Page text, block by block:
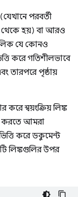
পরবর্তী
থেকে হয়) বা আরও
যে কোনও
করে গতিশীলভাবে
তারপরে পৃষ্ঠায়
করে স্বয়ংক্রিয় লিঙ্ক
করতে আমরা
করে ডকুমেন্ট
লিঙ্কগুলির উপর